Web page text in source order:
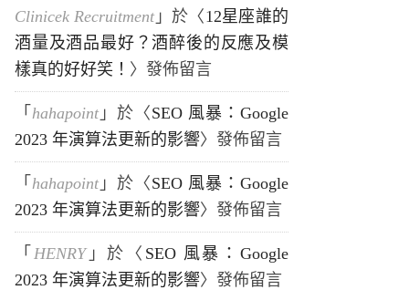
Clinicek Recruitment 」於〈 12星座誰的
酒量及酒品最好？酒醉後的反應及模
樣真的好好笑！ 〉發佈留言
「 hahapoint 」於〈 SEO 風暴：Google
2023 年演算法更新的影響〉發佈留言
「 hahapoint 」於〈 SEO 風暴：Google
2023 年演算法更新的影響〉發佈留言
「 HENRY」於〈 SEO 風暴：Google
2023 年演算法更新的影響〉發佈留言